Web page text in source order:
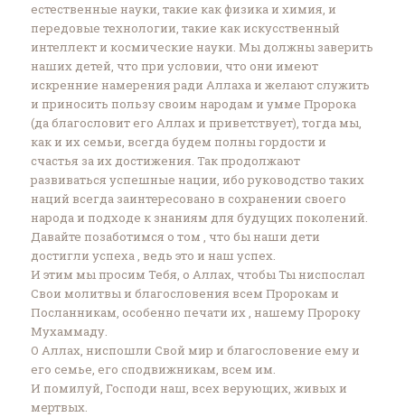
естественные науки, такие как физика и химия, и
передовые технологии, такие как искусственный
интеллект и космические науки. Мы должны заверить
наших детей, что при условии, что они имеют
искренние намерения ради Аллаха и желают служить
и приносить пользу своим народам и умме Пророка
(да благословит его Аллах и приветствует), тогда мы,
как и их семьи, всегда будем полны гордости и
счастья за их достижения. Так продолжают
развиваться успешные нации, ибо руководство таких
наций всегда заинтересовано в сохранении своего
народа и подходе к знаниям для будущих поколений.
Давайте позаботимся о том , что бы наши дети
достигли успеха , ведь это и наш успех. ‎
И этим мы просим Тебя, о Аллах, чтобы Ты ниспослал
Свои молитвы и благословения всем Пророкам и
Посланникам, особенно печати их , нашему Пророку
Мухаммаду.
О Аллах, ниспошли Свой мир и благословение ему и
его семье, его сподвижникам, всем им.
И помилуй, Господи наш, всех верующих, живых и
мертвых. ‎